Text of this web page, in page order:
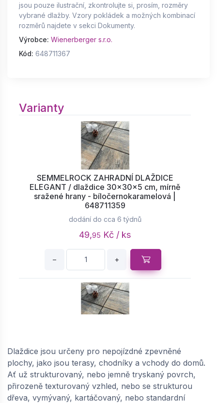
jsou pouze ilustrační, zkontrolujte si, prosím, rozměry
vybrané dlažby. Vzory pokládek a možných kombinací
rozměrů najdete v sekci Dokumenty.
Výrobce: Wienerberger s.r.o.
Kód: 648711367
Varianty
SEMMELROCK ZAHRADNÍ DLAŽDICE
ELEGANT / dlaždice 30x30x5 cm, mírně
sražené hrany - bíločernokaramelová |
648711359
dodání do cca 6 týdnů
49,95 Kč / ks
− +
ELEGANT / dlaždice 40x40x5 cm, mírně
sražené hrany - bíločernokaramelová |
648711363
dodání do cca 6 týdnů
89,85Kč / ks
Dlaždice jsou určeny pro nepojízdné zpevněné
plochy, jako jsou terasy, chodníky a vchody do domů.
Ať už strukturovaný, nebo jemně tryskaný povrch,
přirozeně texturovaný vzhled, nebo se strukturou
dřeva, vymývaný, kartáčovaný, nebo standardní